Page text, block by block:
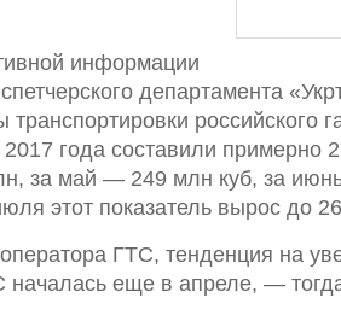
информации
департамента
российского
года составили примерно
за май — 249 млн куб, за
этот показатель вырос до
ГТС, тенденция на
началась еще в апреле, —